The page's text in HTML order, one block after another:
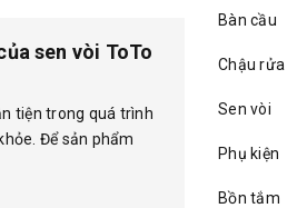
sen vòi ToTo
tiện trong quá trình
Để sản phẩm
Bàn cầu
Chậu rửa
Sen vòi
Phụ kiện
Bồn tắm